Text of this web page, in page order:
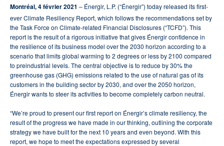
Montréal, 4 février 2021 – Énergir, L.P. (“Énergir”) today released its first-
ever Climate Resiliency Report, which follows the recommendations set by
the Task Force on Climate-related Financial Disclosures (“TCFD”). This
report is the result of a rigorous initiative that gives Énergir confidence in
the resilience of its business model over the 2030 horizon according to a
scenario that limits global warming to 2 degrees or less by 2100 compared
to preindustrial levels. The central objective is to reduce by 30% the
greenhouse gas (GHG) emissions related to the use of natural gas of its
customers in the building sector by 2030, and over the 2050 horizon,
Énergir wants to steer its activities to become completely carbon neutral.
“We’re proud to present our first report on Énergir’s climate resiliency, the
result of the progress we have made in our thinking, outlining the corporate
strategy we have built for the next 10 years and even beyond. With this
report, we hope to meet the expectations expressed by several